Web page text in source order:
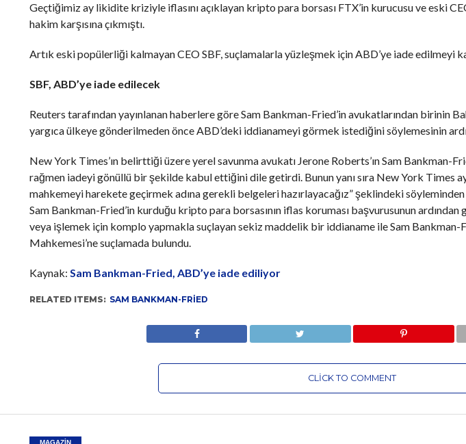
Geçtiğimiz ay likidite kriziyle iflasını açıklayan kripto para borsası FTX’in kurucusu ve eski
hakim karşısına çıkmıştı.
Artık eski popülerliği kalmayan CEO SBF, suçlamalarla yüzleşmek için ABD’ye iade edilmeyi
SBF, ABD’ye iade edilecek
Reuters tarafından yayınlanan haberlere göre Sam Bankman-Fried’in avukatlarından birinin
yargıca ülkeye gönderilmeden önce ABD’deki iddianameyi görmek istediğini söylemesinin
New York Times’ın belirttiği üzere yerel savunma avukatı Jerone Roberts’ın Sam Bankman-
rağmen iadeyi gönüllü bir şekilde kabul ettiğini dile getirdi. Bunun yanı sıra New York Times
mahkemeyi harekete geçirmek adına gerekli belgeleri hazırlayacağız” şeklindeki
Sam Bankman-Fried’in kurduğu kripto para borsasının iflas koruması başvurusunun ardından
veya işlemek için komplo yapmakla suçlayan sekiz maddelik bir iddianame ile Sam
Mahkemesi’ne suçlamada bulundu.
Kaynak: Sam Bankman-Fried, ABD’ye iade ediliyor
RELATED ITEMS: SAM BANKMAN-FRIED
CLICK TO COMMENT
MAGAZIN